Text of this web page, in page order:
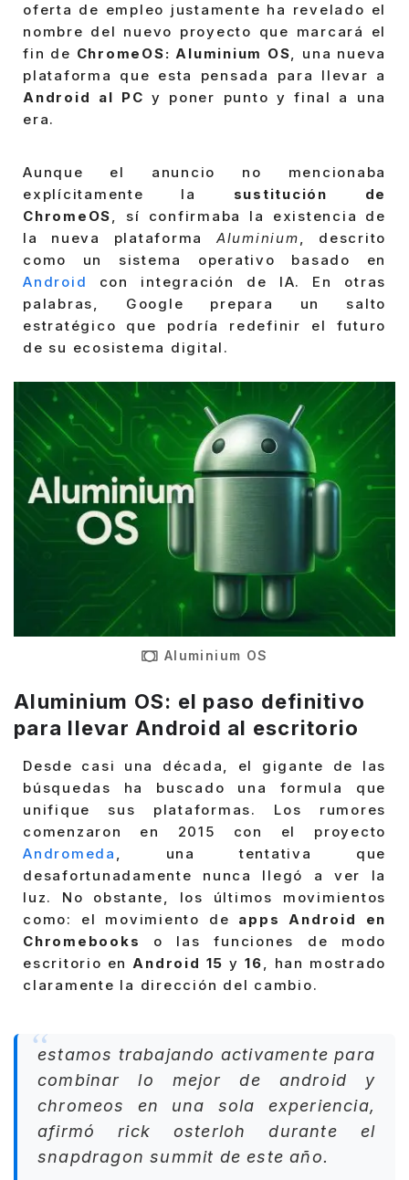
oferta de empleo justamente ha revelado el
nombre del nuevo proyecto que marcará el
fin de ChromeOS: Aluminium OS, una nueva
plataforma que esta pensada para llevar a
Android al PC y poner punto y final a una
era.
Aunque el anuncio no mencionaba
explícitamente la sustitución de
ChromeOS, sí confirmaba la existencia de
la nueva plataforma Aluminium, descrito
como un sistema operativo basado en
Android
con integración de IA. En otras
palabras, Google prepara un salto
estratégico que podría redefinir el futuro
de su ecosistema digital.
Aluminium OS
Aluminium OS: el paso definitivo
para llevar Android al escritorio
Desde casi una década, el gigante de las
búsquedas ha buscado una formula que
unifique sus plataformas. Los rumores
comenzaron en 2015 con el proyecto
Andromeda , una tentativa que
desafortunadamente nunca llegó a ver la
luz. No obstante, los últimos movimientos
como: el movimiento de apps Android en
Chromebooks
o las funciones de modo
escritorio enAndroid 15 y16, han mostrado
claramente la dirección del cambio.
estamos trabajando activamente para
combinar lo mejor de android y
chromeos en una sola experiencia,
afirmórick osterloh
durante el
snapdragon summit de este año.